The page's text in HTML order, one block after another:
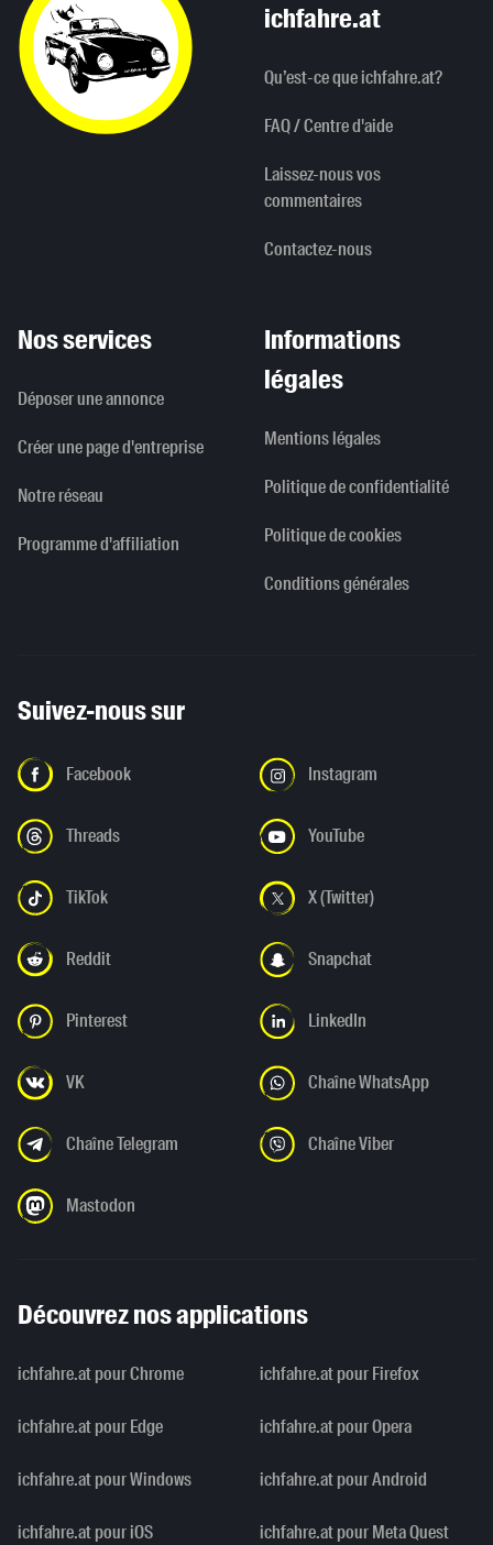
ichfahre.at
Qu’est-ce que ichfahre.at?
FAQ / Centre d'aide
Laissez-nous vos
commentaires
Contactez-nous
Nos services
Déposer une annonce
Créer une page d'entreprise
Notre réseau
Programme d'affiliation
Informations
légales
Mentions légales
Politique de confidentialité
Politique de cookies
Conditions générales
Suivez-nous sur
Facebook Instagram
Threads YouTube
TikTok X (Twitter)
Reddit Snapchat
Pinterest LinkedIn
VK Chaîne WhatsApp
Chaîne Telegram Chaîne Viber
Mastodon
Découvrez nos applications
ichfahre.at pour Chrome ichfahre.at pour Firefox
ichfahre.at pour Edge ichfahre.at pour Opera
ichfahre.at pour Windows ichfahre.at pour Android
ichfahre.at pour iOS ichfahre.at pour Meta Quest